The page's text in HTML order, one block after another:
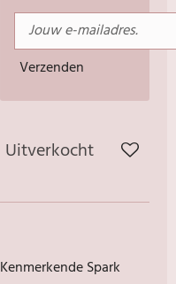
Verzenden
Uitverkocht
Kenmerkende Spark